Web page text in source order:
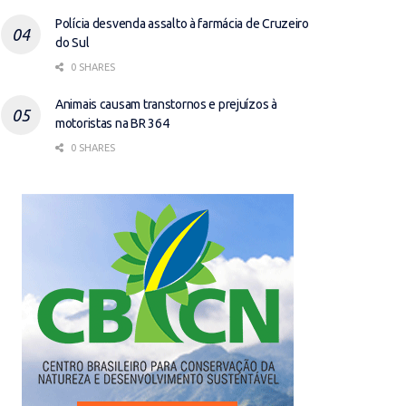
Polícia desvenda assalto à farmácia de Cruzeiro
do Sul
0 SHARES
Animais causam transtornos e prejuízos à
motoristas na BR 364
0 SHARES